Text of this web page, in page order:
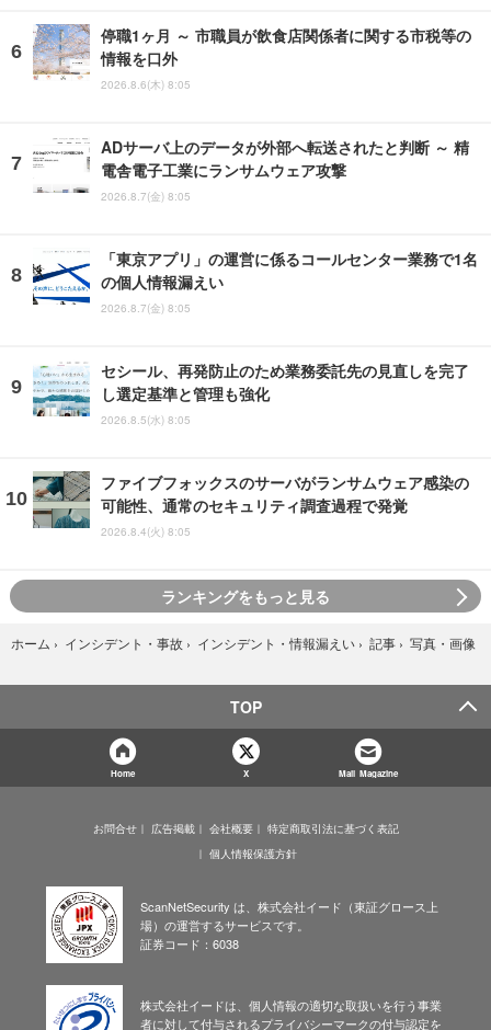
停職1ヶ月 ～ 市職員が飲食店関係者に関する市税等の
情報を口外
2026.8.6(木) 8:05
ADサーバ上のデータが外部へ転送されたと判断 ～ 精
電舎電子工業にランサムウェア攻撃
2026.8.7(金) 8:05
「東京アプリ」の運営に係るコールセンター業務で1名
の個人情報漏えい
2026.8.7(金) 8:05
セシール、再発防止のため業務委託先の見直しを完了
し選定基準と管理も強化
2026.8.5(水) 8:05
ファイブフォックスのサーバがランサムウェア感染の
可能性、通常のセキュリティ調査過程で発覚
2026.8.4(火) 8:05
ランキングをもっと見る
ホーム › インシデント・事故 › インシデント・情報漏えい › 記事 › 写真・画像
TOP
Home X Mail Magazine
お問合せ 広告掲載 会社概要
特定商取引法に基づく表記
個人情報保護方針
ScanNetSecurity は、株式会社イード（東証グロース上
場）の運営するサービスです。
証券コード：6038
株式会社イードは、個人情報の適切な取扱いを行う事業
者に対して付与されるプライバシーマークの付与認定を